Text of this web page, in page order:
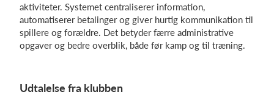
aktiviteter. Systemet centraliserer information,
automatiserer betalinger og giver hurtig kommunikation til
spillere og forældre. Det betyder færre administrative
opgaver og bedre overblik, både før kamp og til træning.
Udtalelse fra klubben